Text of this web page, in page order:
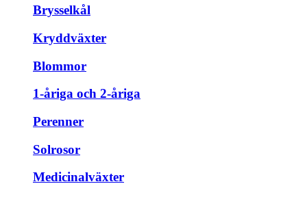
Brysselkål
Kryddväxter
Blommor
1-åriga och 2-åriga
Perenner
Solrosor
Medicinalväxter